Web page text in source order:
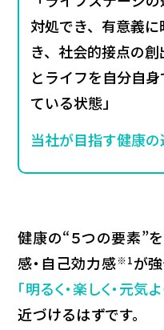
対処でき、有意義
き、社会的接点の
とライフを自分自
ている状態」
当社が目指す健康
健康の“５つの要素”
感・自己効力感※1が
「明るく・楽しく・元気
近づけるはずです。